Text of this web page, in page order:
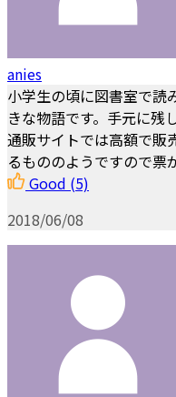
anies
小学生の頃に図書室で読
きな物語です。手元に残
通販サイトでは高額で販
るもののようですので票
Good (5)
2018/06/08